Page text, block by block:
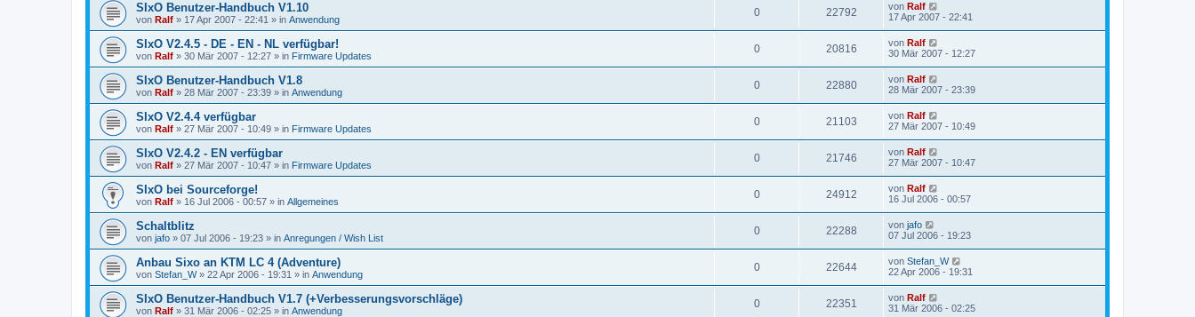
SIxO Benutzer-Handbuch V1.10
von Ralf » 17 Apr 2007 - 22:41 » in Anwendung
0 22792 von Ralf
17 Apr 2007 - 22:41
SIxO V2.4.5 - DE - EN - NL verfügbar!
von Ralf » 30 Mär 2007 - 12:27 » in Firmware Updates
0 20816 von Ralf
30 Mär 2007 - 12:27
SIxO Benutzer-Handbuch V1.8
von Ralf » 28 Mär 2007 - 23:39 » in Anwendung
0 22880 von Ralf
28 Mär 2007 - 23:39
SIxO V2.4.4 verfügbar
von Ralf » 27 Mär 2007 - 10:49 » in Firmware Updates
0 21103 von Ralf
27 Mär 2007 - 10:49
SIxO V2.4.2 - EN verfügbar
von Ralf » 27 Mär 2007 - 10:47 » in Firmware Updates
0 21746 von Ralf
27 Mär 2007 - 10:47
SIxO bei Sourceforge!
von Ralf » 16 Jul 2006 - 00:57 » in Allgemeines
0 24912 von Ralf
16 Jul 2006 - 00:57
Schaltblitz
von jafo » 07 Jul 2006 - 19:23 » in Anregungen / Wish List
0 22288 von jafo
07 Jul 2006 - 19:23
Anbau Sixo an KTM LC 4 (Adventure)
von Stefan_W» 22 Apr 2006 - 19:31 » in Anwendung
0 22644 von Stefan_W
22 Apr 2006 - 19:31
SIxO Benutzer-Handbuch V1.7 (+Verbesserungsvorschläge)
von Ralf » 31 Mär 2006 - 02:25 » in Anwendung
0 22351 von Ralf
31 Mär 2006 - 02:25